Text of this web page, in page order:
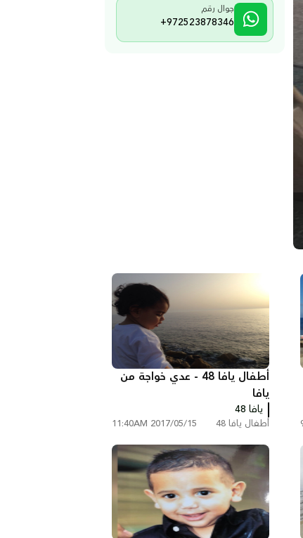
جوال رقم
+972523878346
أطفال يافا 48 - عدي خواجة من
يافا
يافا 48
أطفال يافا 48 2017/05/15 11:40AM